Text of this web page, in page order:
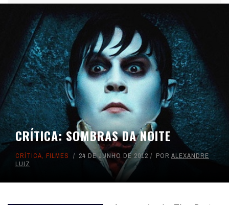
CRÍTICA: SOMBRAS DA NOITE
CRÍTICA, FILMES 24 DE JUNHO DE 2012 POR ALEXANDRE
LUIZ